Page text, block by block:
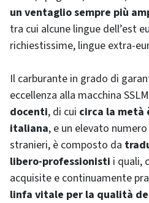
un ventaglio sempre più
tra cui alcune lingue dell’est
richiestissime, lingue extra-
Il carburante in grado di
eccellenza alla macchina
docenti, di cui circa la metà
italiana, e un elevato
stranieri, è composto da
libero-professionisti i quali,
acquisite e continuamente
linfa vitale per la qualità